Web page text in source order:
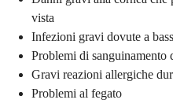
vista
Infezioni gravi dovute a
Problemi di
Gravi reazioni allergiche
Problemi al fegato